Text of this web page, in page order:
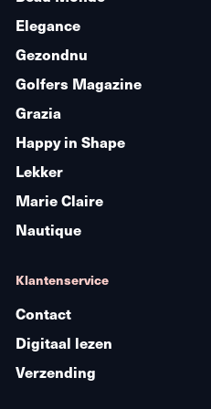
Elegance
Gezondnu
Golfers Magazine
Grazia
Happy in Shape
Lekker
Marie Claire
Nautique
Klantenservice
Contact
Digitaal lezen
Verzending